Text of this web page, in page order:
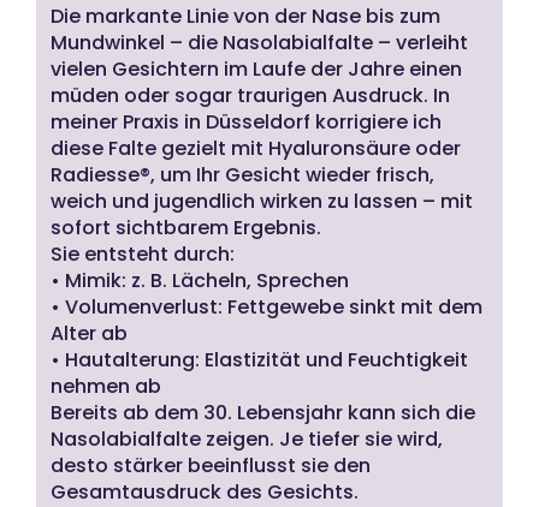
Die markante Linie von der Nase bis zum
Mundwinkel – die Nasolabialfalte – verleiht
vielen Gesichtern im Laufe der Jahre einen
müden oder sogar traurigen Ausdruck. In
meiner Praxis in Düsseldorf korrigiere ich
diese Falte gezielt mit Hyaluronsäure oder
Radiesse®, um Ihr Gesicht wieder frisch,
weich und jugendlich wirken zu lassen – mit
sofort sichtbarem Ergebnis.
Sie entsteht durch:
• Mimik: z. B. Lächeln, Sprechen
• Volumenverlust: Fettgewebe sinkt mit dem
Alter ab
• Hautalterung: Elastizität und Feuchtigkeit
nehmen ab
Bereits ab dem 30. Lebensjahr kann sich die
Nasolabialfalte zeigen. Je tiefer sie wird,
desto stärker beeinflusst sie den
Gesamtausdruck des Gesichts.